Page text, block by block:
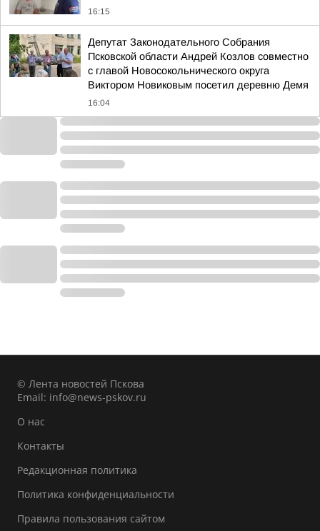
16:15
Депутат Законодательного Собрания
Псковской области Андрей Козлов совместно
с главой Новосокольнического округа
Виктором Новиковым посетил деревню Демя
16:04
© Лента новостей Пскова
Email: info@news-pskov.ru
О нас
Контакты
Редакционная политика
Политика конфиденциальности
Правила пользования сайтом